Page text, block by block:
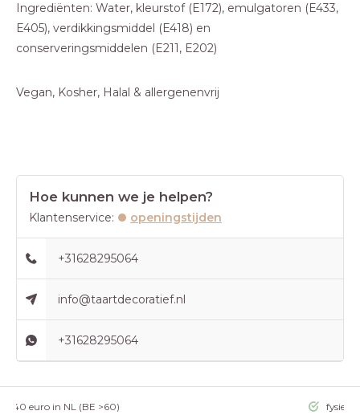
Ingrediënten: Water, kleurstof (E172), emulgatoren (E433,
E405), verdikkingsmiddel (E418) en
conserveringsmiddelen (E211, E202)
Vegan, Kosher, Halal & allergenenvrij
Hoe kunnen we je helpen?
Klantenservice: openingstijden
+31628295064
info@taartdecoratief.nl
+31628295064
>40 euro in NL (BE >60) fysieke